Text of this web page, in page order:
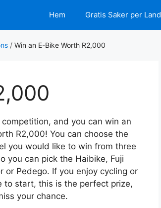
Hem Gratis Saker per Land
/ Win an E-Bike Worth R2,000
competition, and you can win an
R2,000! You can choose the
you would like to win from three
you can pick the Haibike, Fuji
or Pedego. If you enjoy cycling or
to start, this is the perfect prize,
your chance.